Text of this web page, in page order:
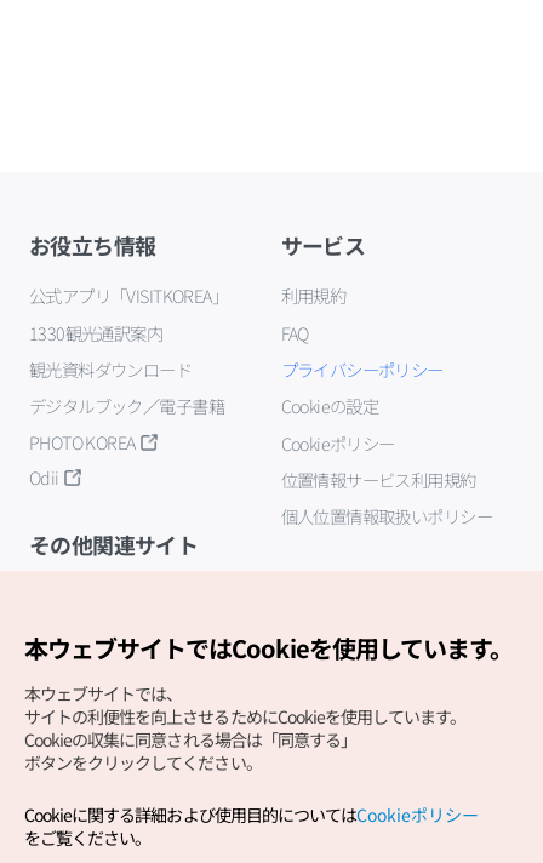
お役立ち情報
公式アプリ「VISITKOREA」
1330観光通訳案内
観光資料ダウンロード
デジタルブック／電子書籍
PHOTO KOREA
Odii
サービス
利用規約
FAQ
プライバシーポリシー
Cookieの設定
Cookieポリシー
位置情報サービス利用規約
個人位置情報取扱いポリシー
その他関連サイト
Copyright (c) Korea Tourism Organization All Rights
本ウェブサイトではCookieを使用しています。
本ウェブサイトでは、
サイトの利便性を向上させるためにCookieを使用しています。
Cookieの収集に同意される場合は「同意する」
ボタンをクリックしてください。
Cookieに関する詳細および使用目的についてはCookieポリシー
をご覧ください。